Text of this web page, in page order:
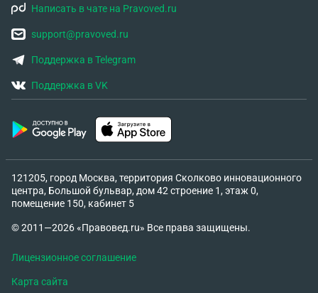
Написать в чате на Pravoved.ru
support@pravoved.ru
Поддержка в Telegram
Поддержка в VK
121205, город Москва, территория Сколково инновационного
центра, Большой бульвар, дом 42 строение 1, этаж 0,
помещение 150, кабинет 5
© 2011—2026 «Правовед.ru» Все права защищены.
Лицензионное соглашение
Карта сайта